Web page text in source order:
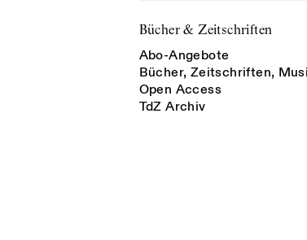
Bücher & Zeitschriften
Abo-Angebote
Bücher, Zeitschriften,
Open Access
TdZ Archiv